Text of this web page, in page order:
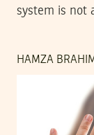
system is not
HAMZA